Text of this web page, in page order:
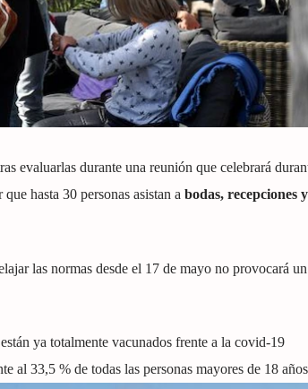
evaluarlas durante una reunión que celebrará
hasta 30 personas asistan a bodas, recepciones y
las normas desde el 17 de mayo no provocará un
ya totalmente vacunados frente a la covid-19
al 33,5 % de todas las personas mayores de 18